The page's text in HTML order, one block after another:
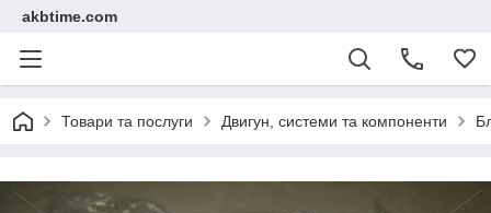
akbtime.com
Товари та послуги Двигун, системи та компоненти